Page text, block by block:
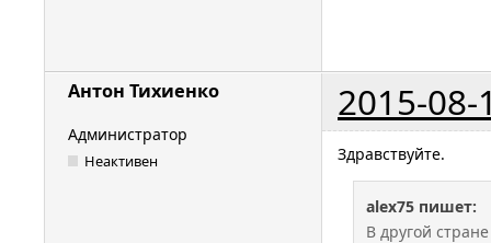
Антон Тихиенко 2015-08-
Администратор
Неактивен Здравствуйте.
alex75 пишет:
В другой